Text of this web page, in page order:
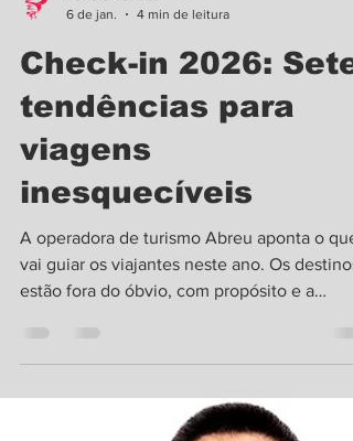
Check-in 2026: Sete
tendências para
viagens
inesquecíveis
A operadora de turismo Abreu aponta o que
vai guiar os viajantes neste ano. Os destinos
Abreu , reconhecida internacionalmente por
sua excelência e com mais de 185 anos de